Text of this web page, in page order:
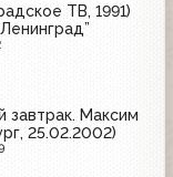
ТВ, 1991)
завтрак. Максим
25.02.2002)